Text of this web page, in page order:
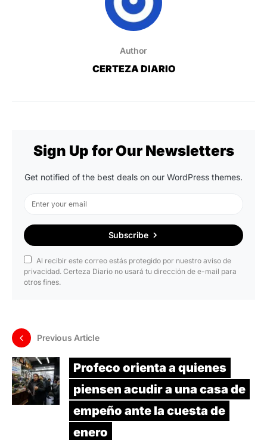
Author
CERTEZA DIARIO
Sign Up for Our Newsletters
Get notified of the best deals on our WordPress themes.
Subscribe
Al recibir este correo estás protegido por nuestro aviso de
privacidad. Certeza Diario no usará tu dirección de e-mail para
otros fines.
Previous Article
Profeco orienta a quienes
piensen acudir a una casa de
empeño ante la cuesta de
enero